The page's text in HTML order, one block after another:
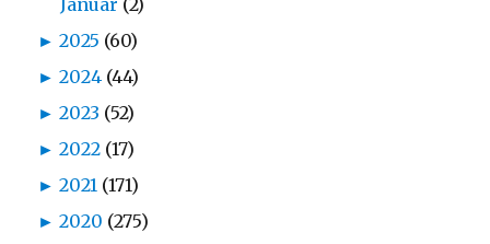
► 2025 (60)
► 2024 (44)
► 2023 (52)
► 2022 (17)
► 2021 (171)
► 2020 (275)